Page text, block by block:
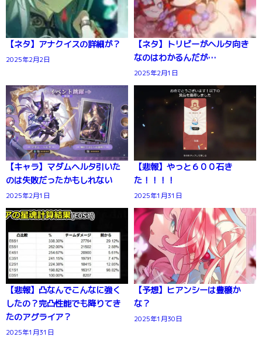
【ネタ】アナクイスの詳細が？
2025年2月2日
【ネタ】トリビーがヘルタ向き
なのはわかるんだが…
2025年2月1日
【キャラ】マダムヘルタ引いた
のは失敗だったかもしれない
2025年2月1日
【悲報】やっと６００石き
た！！！！
2025年1月31日
【悲報】凸なんでこんなに強く
したの？完凸性能でも降りてき
たのアグライア？
2025年1月31日
【予想】ヒアンシーは豊穣か
な？
2025年1月30日